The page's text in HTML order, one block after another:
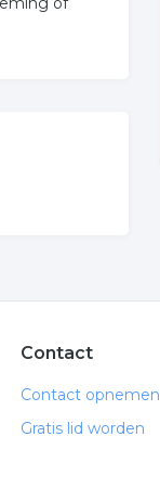
Contact
Contact opnemen
Gratis lid worden